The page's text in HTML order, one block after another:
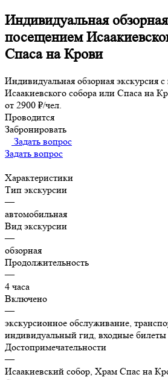
Индивидуальная
посещением
Спаса на Крови
Индивидуальная обзорная экскурсия
Исаакиевского собора или Спаса на
от 2900 ₽/чел.
Проводится
Забронировать
Задать вопрос
Задать вопрос
Характеристики
Тип экскурсии
—
автомобильная
Вид экскурсии
—
обзорная
Продолжительность
—
4 часа
Включено
—
экскурсионное обслуживание,
индивидуальный гид, входные билеты
Достопримечательности
—
Исаакиевский собор, Храм Спас на